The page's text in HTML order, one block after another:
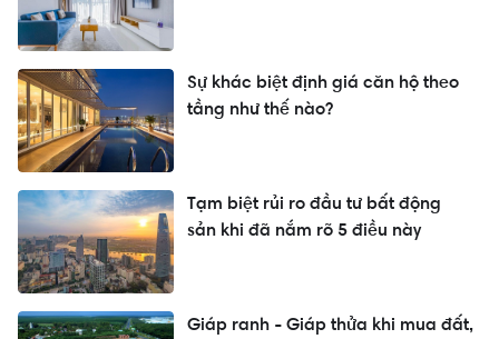
Sự khác biệt định giá căn hộ theo
tầng như thế nào?
Tạm biệt rủi ro đầu tư bất động
sản khi đã nắm rõ 5 điều này
Giáp ranh - Giáp thửa khi mua đất,